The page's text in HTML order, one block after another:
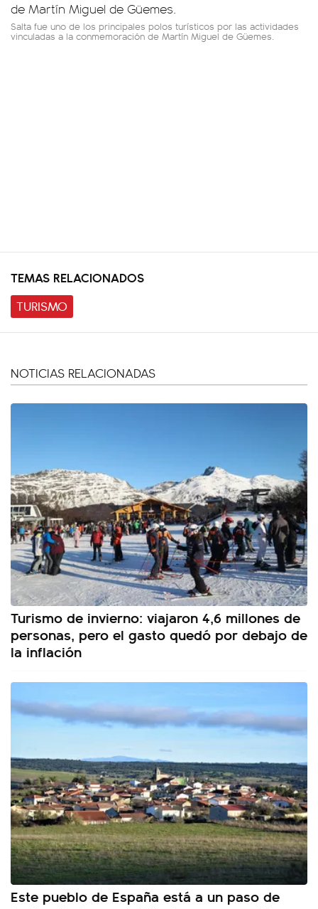
Salta fue uno de los principales polos turísticos por las actividades
vinculadas a la conmemoración de Martín Miguel de Güemes.
TEMAS RELACIONADOS
TURISMO
NOTICIAS RELACIONADAS
Turismo de invierno: viajaron 4,6 millones de
personas, pero el gasto quedó por debajo de
la inflación
Este pueblo de España está a un paso de